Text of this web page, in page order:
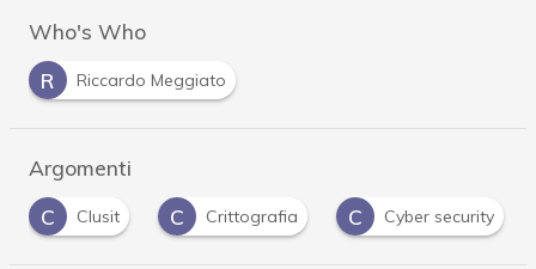
Who's Who
R
Riccardo Meggiato
Argomenti
C
Clusit C Crittografia C Cyber security